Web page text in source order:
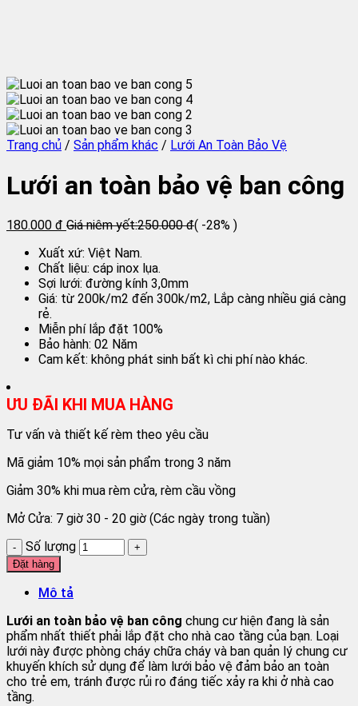
Trang chủ / Sản phẩm khác / Lưới An Toàn Bảo Vệ
Lưới an toàn bảo vệ ban công
180.000 đ Giá niêm yết:250.000 đ( -28% )
Xuất xứ: Việt Nam.
Chất liệu: cáp inox lụa.
Sợi lưới: đường kính 3,0mm
Giá: từ 200k/m2 đến 300k/m2, Lắp càng nhiều giá càng
rẻ.
Miễn phí lắp đặt 100%
Bảo hành: 02 Năm
Cam kết: không phát sinh bất kì chi phí nào khác.
ƯU ĐÃI KHI MUA HÀNG
Tư vấn và thiết kế rèm theo yêu cầu
Mã giảm 10% mọi sản phẩm trong 3 năm
Giảm 30% khi mua rèm cửa, rèm cầu vồng
Mở Cửa: 7 giờ 30 - 20 giờ (Các ngày trong tuần)
Số lượng
Đặt hàng
Mô tả
Lưới an toàn bảo vệ ban công chung cư hiện đang là sản
phẩm nhất thiết phải lắp đặt cho nhà cao tầng của bạn. Loại
lưới này được phòng cháy chữa cháy và ban quản lý chung cư
khuyến khích sử dụng để làm lưới bảo vệ đảm bảo an toàn
cho trẻ em, tránh được rủi ro đáng tiếc xảy ra khi ở nhà cao
tầng.